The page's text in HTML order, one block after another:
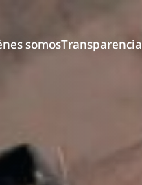
somosTransparencia